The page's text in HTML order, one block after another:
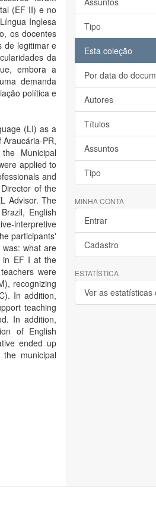
(EF II) e no
Inglesa
os docentes
de legitimar e
da
embora a
demanda
política e
(LI) as a
PR,
Municipal
applied to
and
of the
Advisor. The
English
interpretive
participants'
what are
in EF I at the
were
recognizing
In addition,
teaching
In addition,
of English
ended up
municipal
Tipo
Esta coleção
Por data do
Autores
Títulos
Assuntos
Tipo
MINHA CONTA
Entrar
Cadastro
ESTATÍSTICA
Ver as estatísticas